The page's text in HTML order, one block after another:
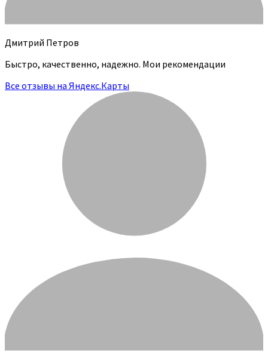
Дмитрий Петров
Быстро, качественно, надежно. Мои рекомендации
Все отзывы на Яндекс.Карты